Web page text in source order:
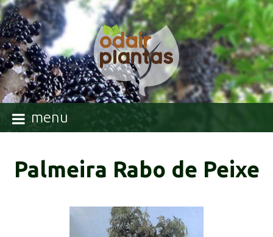
menu
Palmeira Rabo de Peixe